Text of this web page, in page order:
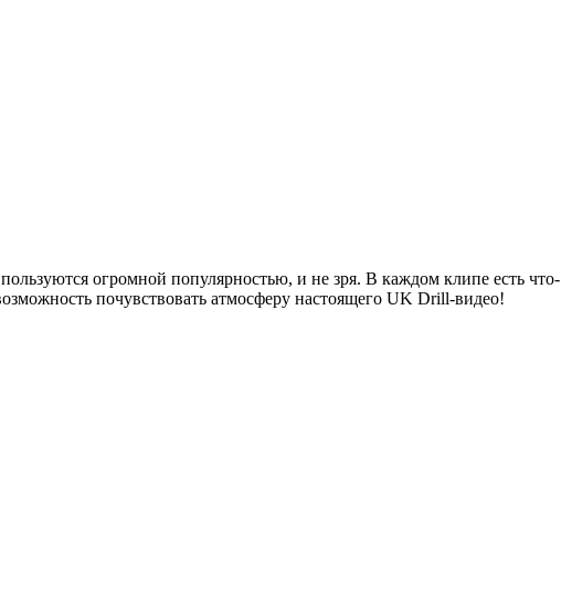
огромной популярностью, и не зря. В каждом клипе есть что-
почувствовать атмосферу настоящего UK Drill-видео!